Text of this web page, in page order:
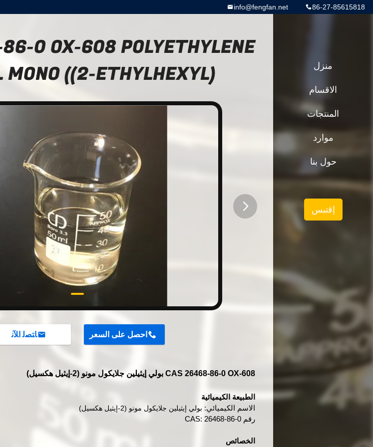
86-27-85615818
info@fengfan.net
0 OX-608 POLYETHYLENE
MONO ((2-ETHYLHEXYL)
احصل على السعر ﺎﺘﺼﻟ ﺍﻶﻧ
CAS 26468-86-0 OX-608 بولي إيثيلين جلايكول مونو (2-إيثيل هكسيل)
الطبيعة الكيميائية
الاسم الكيميائي: بولي إيثيلين جلايكول مونو (2-إيثيل هكسيل)
رقم CAS: 26468-86-0
الخصائص
منزل
الاقسام
المنتجات
موارد
حول بنا
إقتبس